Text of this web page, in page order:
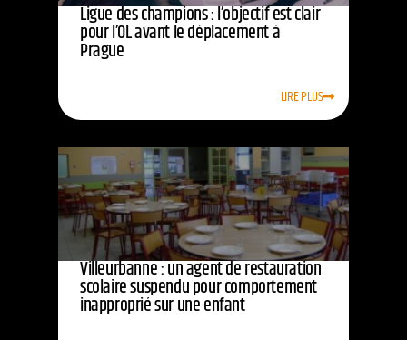
Ligue des champions : l’objectif est clair
pour l’OL avant le déplacement à
Prague
LIRE PLUS
Villeurbanne : un agent de restauration
scolaire suspendu pour comportement
inapproprié sur une enfant